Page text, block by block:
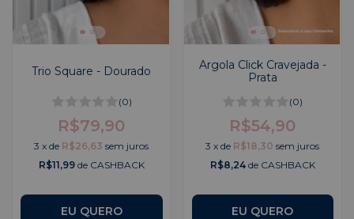
Trio Square - Dourado
(0)
R$79,90
3 xde R$26,63 sem juros
R$11,99de CASHBACK
Argola Click Cravejada -
Prata
(0)
R$54,90
3 xde R$18,30 sem juros
R$8,24de CASHBACK
EU QUERO